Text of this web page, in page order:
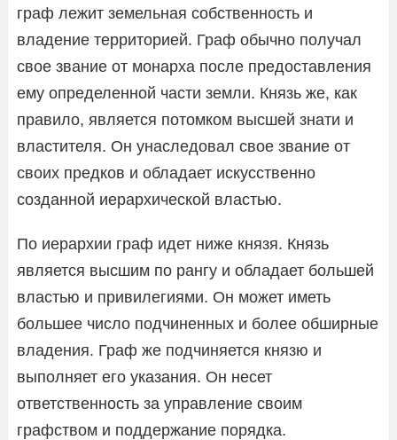
граф лежит земельная собственность и
владение территорией. Граф обычно получал
свое звание от монарха после предоставления
ему определенной части земли. Князь же, как
правило, является потомком высшей знати и
властителя. Он унаследовал свое звание от
своих предков и обладает искусственно
созданной иерархической властью.
По иерархии граф идет ниже князя. Князь
является высшим по рангу и обладает большей
властью и привилегиями. Он может иметь
большее число подчиненных и более обширные
владения. Граф же подчиняется князю и
выполняет его указания. Он несет
ответственность за управление своим
графством и поддержание порядка.